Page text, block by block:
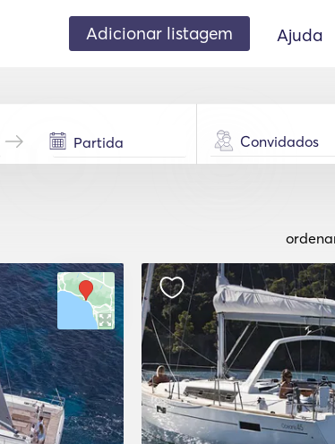
Adicionar listagem Ajuda
Convidados